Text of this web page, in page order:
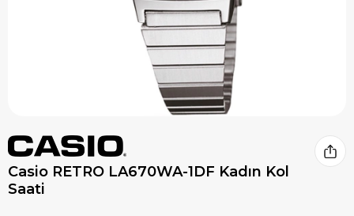
Casio RETRO LA670WA-1DF Kadın Kol
Saati